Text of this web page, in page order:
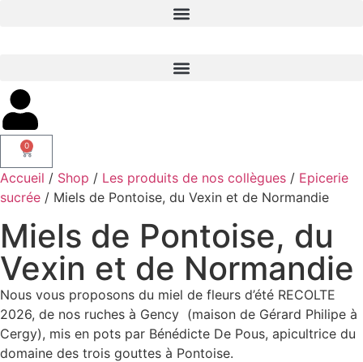
0
Accueil / Shop / Les produits de nos collègues / Epicerie
sucrée / Miels de Pontoise, du Vexin et de Normandie
Miels de Pontoise, du
Vexin et de Normandie
Nous vous proposons du miel de fleurs d’été RECOLTE
2026, de nos ruches à Gency (maison de Gérard Philipe à
Cergy), mis en pots par Bénédicte De Pous, apicultrice du
domaine des trois gouttes à Pontoise.